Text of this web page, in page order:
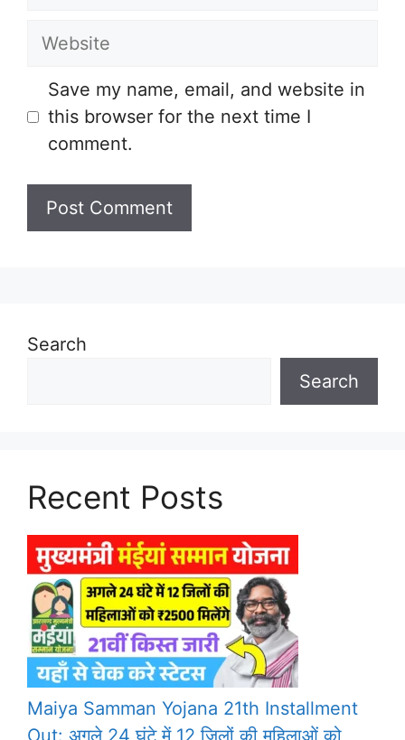
Website
Save my name, email, and website in
this browser for the next time I
comment.
Search
Search
Recent Posts
Maiya Samman Yojana 21th Installment